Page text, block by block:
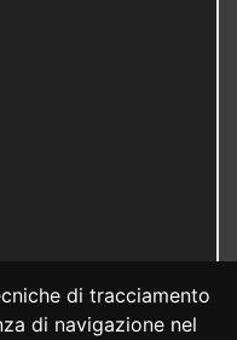
di tracciamento
di navigazione nel